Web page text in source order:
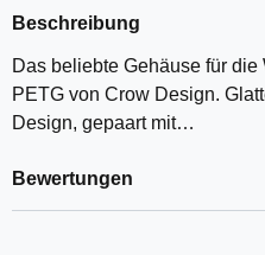
Beschreibung
Das beliebte Gehäuse für
PETG von Crow Design.
Design, gepaart mit…
Bewertungen